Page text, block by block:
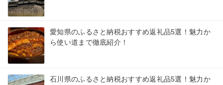
愛知県のふるさと納税おすすめ返礼品5選！魅力か
ら使い道まで徹底紹介！
石川県のふるさと納税おすすめ返礼品5選！魅力か